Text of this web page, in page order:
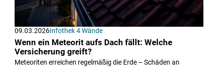
09.03.2026Infothek 4 Wände
Wenn ein Meteorit aufs Dach fällt: Welche
Versicherung greift?
Meteoriten erreichen regelmäßig die Erde – Schäden an